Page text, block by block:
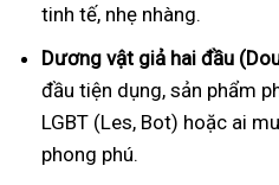
tinh tế, nhẹ nhàng.
Dương vật giả hai đầu
đầu tiện dụng, sản phẩm
LGBT (Les, Bot) hoặc ai
phong phú.